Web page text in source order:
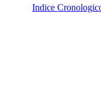
Indice